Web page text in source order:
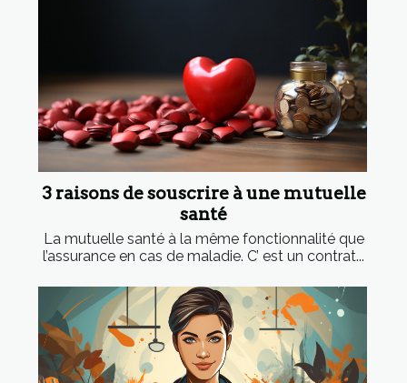
3 raisons de souscrire à une mutuelle
santé
La mutuelle santé à la même fonctionnalité que
l’assurance en cas de maladie. C’ est un contrat...